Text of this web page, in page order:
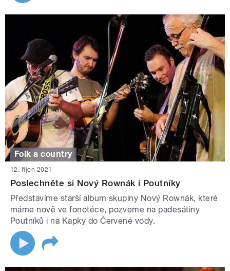
Folk a country
12. říjen 2021
Poslechněte si Nový Rownák i Poutníky
Představíme starší album skupiny Nový Rownák, které
máme nově ve fonotéce, pozveme na padesátiny
Poutníků i na Kapky do Červené vody.